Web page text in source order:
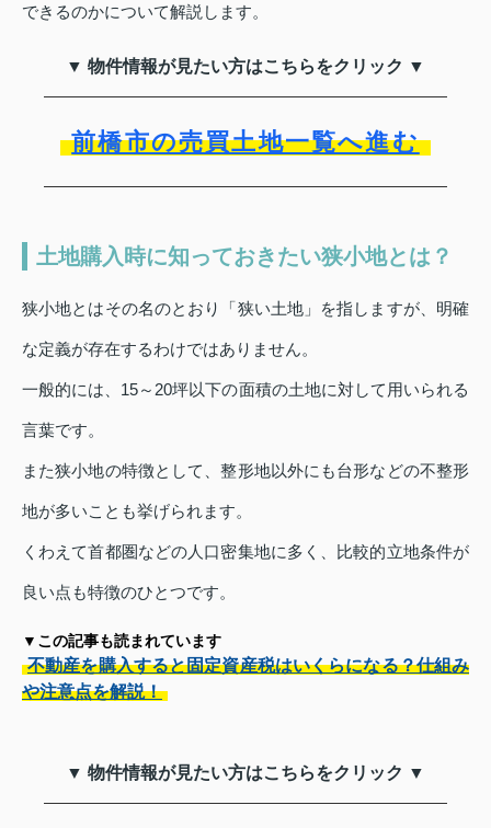
できるのかについて解説します。
▼ 物件情報が見たい方はこちらをクリック ▼
前橋市の売買土地一覧へ進む
土地購入時に知っておきたい狭小地とは？
狭小地とはその名のとおり「狭い土地」を指しますが、明確
な定義が存在するわけではありません。
一般的には、15～20坪以下の面積の土地に対して用いられる
言葉です。
また狭小地の特徴として、整形地以外にも台形などの不整形
地が多いことも挙げられます。
くわえて首都圏などの人口密集地に多く、比較的立地条件が
良い点も特徴のひとつです。
▼この記事も読まれています
不動産を購入すると固定資産税はいくらになる？仕組み
や注意点を解説！
▼ 物件情報が見たい方はこちらをクリック ▼